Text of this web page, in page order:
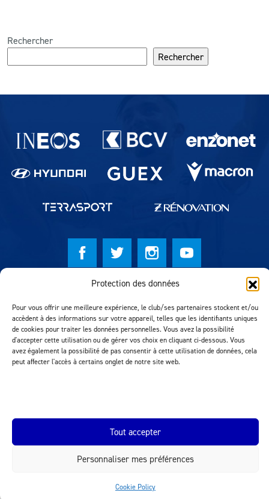
Protection des données
Pour vous offrir une meilleure expérience, le club/ses partenaires stockent et/ou
accèdent à des informations sur votre appareil, telles que les identifiants uniques
de cookies pour traiter les données personnelles. Vous avez la possibilité
d'accepter cette utilisation ou de gérer vos choix en cliquant ci-dessous. Vous
avez également la possibilité de pas consentir à cette utilisation de données, cela
peut affecter l'accès à certains onglet de notre site web.
Tout accepter
Personnaliser mes préférences
Cookie Policy
Rechercher
Rechercher
Partenaires du lausanne-Sport
© Lausanne Sport Football Club 2026
Réalisation MTM Agency